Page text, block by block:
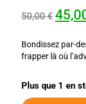
50,00€
Bondissez par-
frapper là où
Plus que 1 en